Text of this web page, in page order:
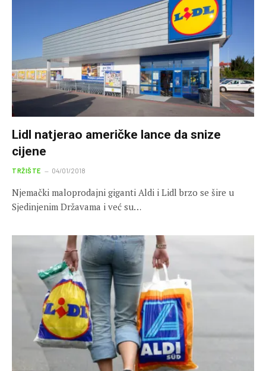
Lidl natjerao američke lance da snize
cijene
TRŽIŠTE 04/01/2018
Njemački maloprodajni giganti Aldi i Lidl brzo se šire u
Sjedinjenim Državama i već su…